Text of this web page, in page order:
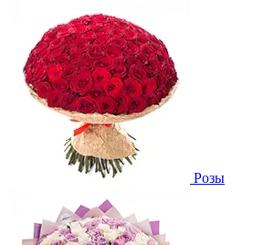
Розы